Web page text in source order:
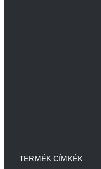
TERMÉK CÍMKÉK